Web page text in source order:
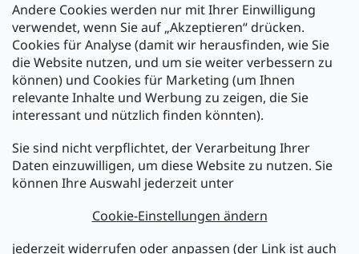
Andere Cookies werden nur mit Ihrer Einwilligung
verwendet, wenn Sie auf „Akzeptieren“ drücken.
Cookies für Analyse (damit wir herausfinden, wie Sie
die Website nutzen, und um sie weiter verbessern zu
können) und Cookies für Marketing (um Ihnen
relevante Inhalte und Werbung zu zeigen, die Sie
interessant und nützlich finden könnten).
Sie sind nicht verpflichtet, der Verarbeitung Ihrer
Daten einzuwilligen, um diese Website zu nutzen. Sie
können Ihre Auswahl jederzeit unter
Cookie-Einstellungen ändern
jederzeit widerrufen oder anpassen (der Link ist auch
Zahlarten:
Newsletter abonnieren
Legen Sie Ihre E-Mail ein und wir werden Ihnen Informationen
über neue Produkte in unserem E-Shop zusenden.
E-Mail